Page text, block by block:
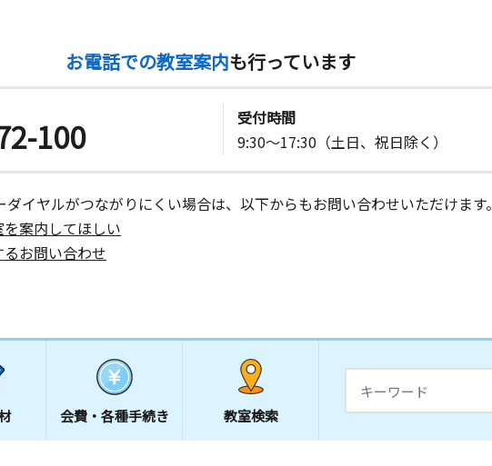
お電話での教室案内も行っています
100
受付時間
9:30～17:30（土日、祝日除く）
ダイヤルがつながりにくい場合は、以下からもお問い合わせいただけます。
案内してほしい
お問い合わせ
会費・ 各種手続き 教室検索